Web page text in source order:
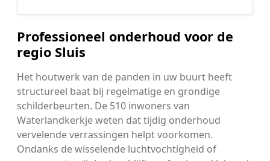
Professioneel onderhoud voor de
regio Sluis
Het houtwerk van de panden in uw buurt heeft
structureel baat bij regelmatige en grondige
schilderbeurten. De 510 inwoners van
Waterlandkerkje weten dat tijdig onderhoud
vervelende verrassingen helpt voorkomen.
Ondanks de wisselende luchtvochtigheid of